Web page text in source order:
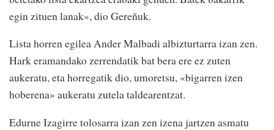
egin zituen lanak», dio Gereñuk.
Lista horren egilea Ander Malbadi albizturtarra izan zen.
Hark eramandako zerrendatik bat bera ere ez zuten
aukeratu, eta horregatik dio, umoretsu, «bigarren izen
hoberena» aukeratu zutela taldearentzat.
Edurne Izagirre tolosarra izan zen izena jartzen asmatu